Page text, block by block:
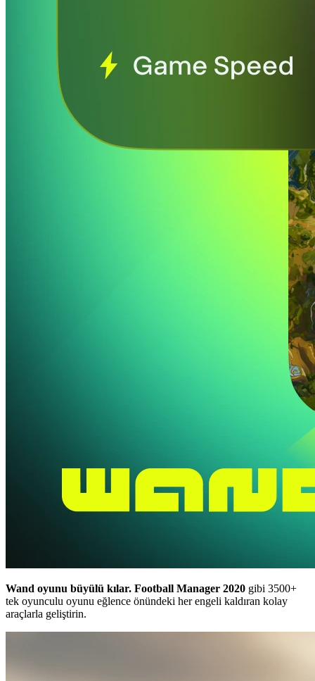
Wand oyunu büyülü kılar. Football Manager 2020 gibi 3500+
tek oyunculu oyunu eğlence önündeki her engeli kaldıran kolay
araçlarla geliştirin.